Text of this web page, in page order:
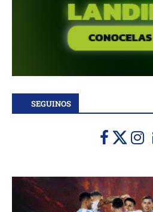
SEGUINOS